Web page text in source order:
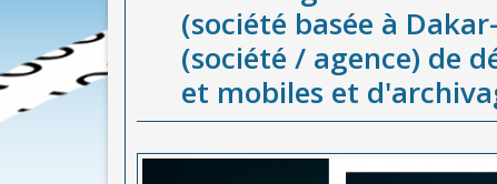
(société basée à
(société / agence) de
et mobiles et